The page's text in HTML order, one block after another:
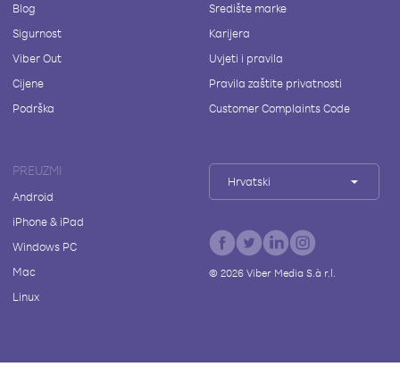
Blog
Sigurnost
Viber Out
Cijene
Podrška
Središte marke
Karijera
Uvjeti i pravila
Pravila zaštite privatnosti
Customer Complaints Code
PREUZMI
Android
iPhone & iPad
Windows PC
Mac
Linux
Hrvatski
© 2026Viber Media S.à r.l.